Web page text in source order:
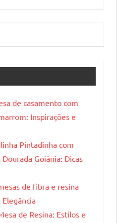
de casamento com
Inspirações e
Pintadinha com
Goiânia: Dicas
de fibra e resina
de Resina: Estilos e